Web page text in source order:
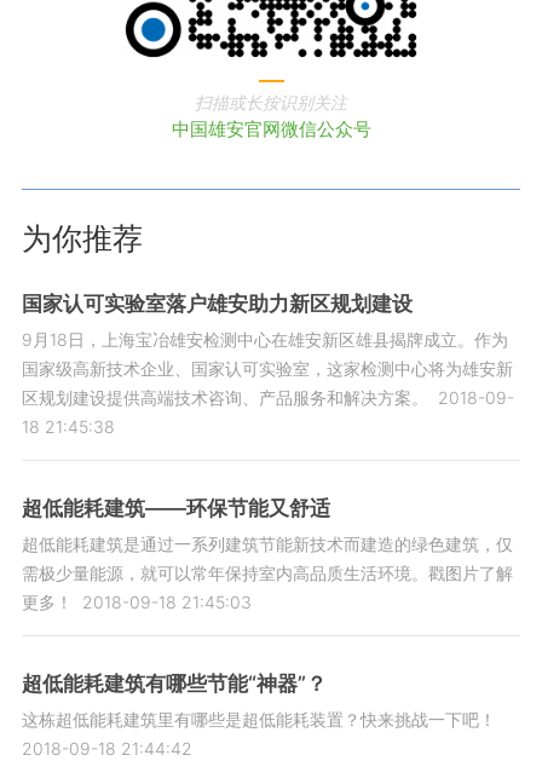
扫描或长按识别关注
中国雄安官网微信公众号
为你推荐
国家认可实验室落户雄安助力新区规划建设
9月18日，上海宝冶雄安检测中心在雄安新区雄县揭牌成立。作为
国家级高新技术企业、国家认可实验室，这家检测中心将为雄安新
区规划建设提供高端技术咨询、产品服务和解决方案。
2018-09-
18 21:45:38
超低能耗建筑——环保节能又舒适
超低能耗建筑是通过一系列建筑节能新技术而建造的绿色建筑，仅
需极少量能源，就可以常年保持室内高品质生活环境。戳图片了解
更多！
2018-09-18 21:45:03
超低能耗建筑有哪些节能“神器”？
这栋超低能耗建筑里有哪些是超低能耗装置？快来挑战一下吧！
2018-09-18 21:44:42